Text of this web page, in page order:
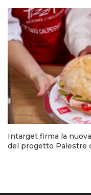
Intarget firma la
del progetto Palestre